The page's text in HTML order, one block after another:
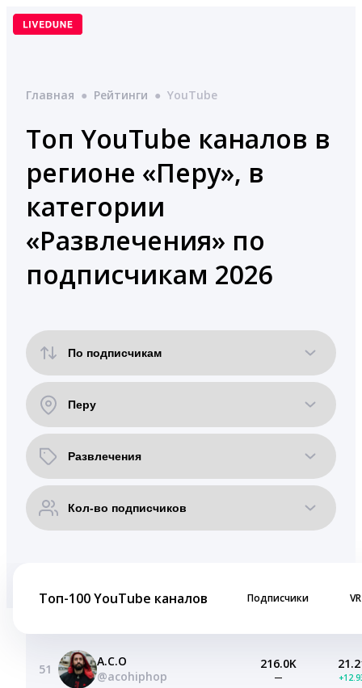
Перейти
Главная ● Рейтинги ● YouTube
Топ YouTube каналов в
регионе «Перу», в
категории
«Развлечения» по
подписчикам 2026
Топ-100 YouTube каналов Подписчики VR
51
A.C.O
@acohiphop
216.0K
—